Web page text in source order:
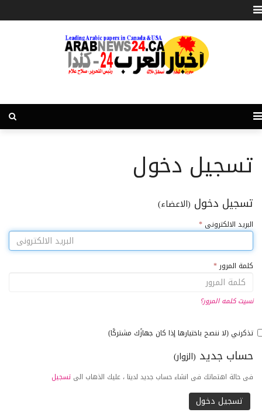
تسجيل دخول
تسجيل دخول (الاعضاء)
البريد الالكترونى *
كلمة المرور *
نسيت كلمه المرور؟
تذكرني (لا ننصح باختيارها إذا كان جهازًك مشتركًا)
حساب جديد (الزوار)
فى حالة اهتماتك فى انشاء حساب جديد لدينا ، عليك الذهاب الى تسجيل